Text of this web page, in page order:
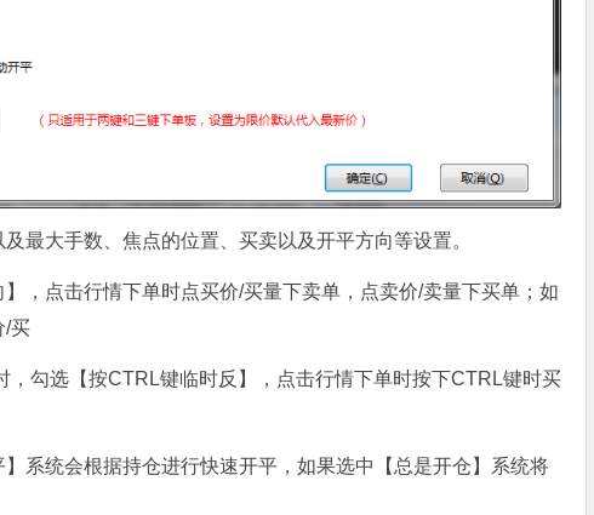
最大手数、焦点的位置、买卖以及开平方向等设置。
，点击行情下单时点买价/买量下卖单，点卖价/卖量下买单；如
/买
，勾选【按CTRL键临时反】，点击行情下单时按下CTRL键时买
系统会根据持仓进行快速开平，如果选中【总是开仓】系统将